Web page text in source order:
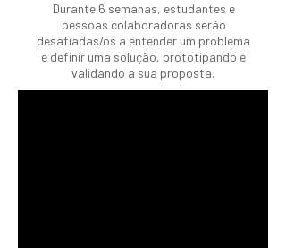
Durante 6 semanas, estudantes e
pessoas colaboradoras serão
desafiadas/os a entender um problema
e definir uma solução, prototipando e
validando a sua proposta.